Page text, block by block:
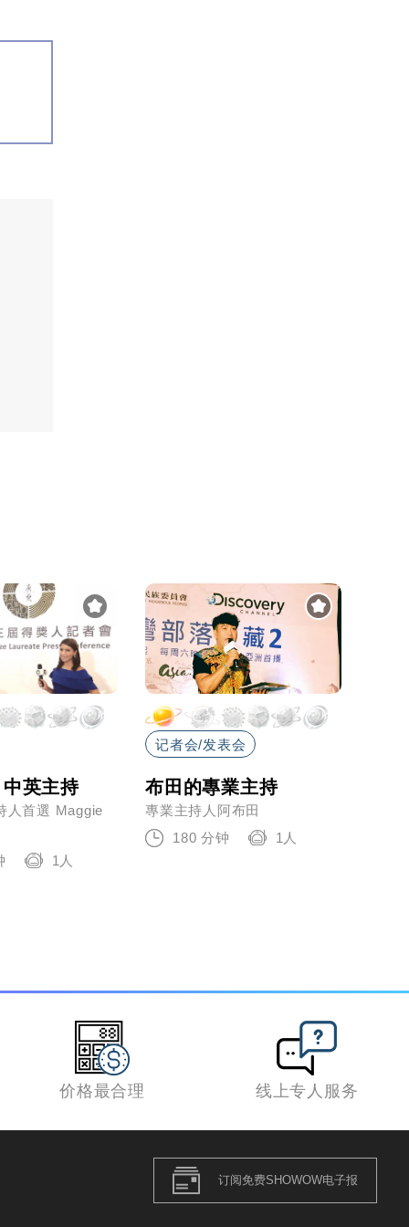
英主持
人首選 Maggie
1人
记者会/发表会
布田的專業主持
專業主持人阿布田
180 分钟
1人
价格最合理 线上专人服务
订阅免费SHOWOW电子报